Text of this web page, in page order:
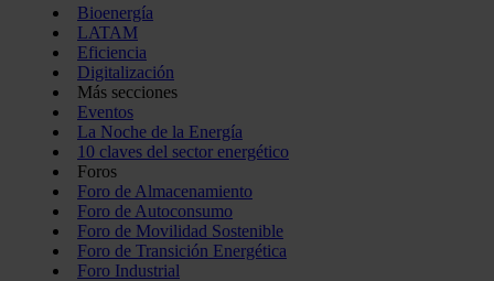
Bioenergía
LATAM
Eficiencia
Digitalización
Más secciones
Eventos
La Noche de la Energía
10 claves del sector energético
Foros
Foro de Almacenamiento
Foro de Autoconsumo
Foro de Movilidad Sostenible
Foro de Transición Energética
Foro Industrial